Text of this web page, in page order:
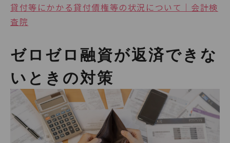
貸付等にかかる貸付債権等の状況について｜会計検
査院
ゼロゼロ融資が返済できな
いときの対策